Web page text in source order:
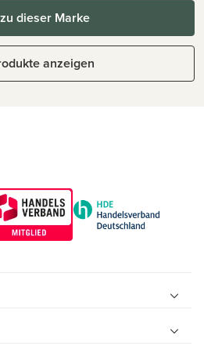
dieser Marke
anzeigen